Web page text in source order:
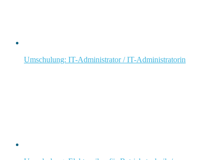
Umschulung: IT-Administrator / IT-Administratorin